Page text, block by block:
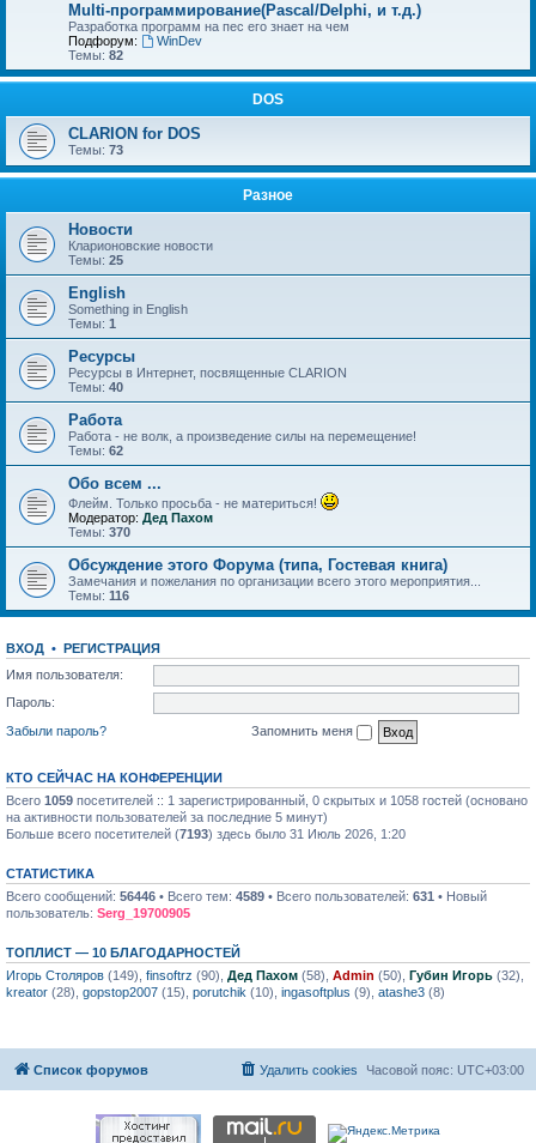
Multi-программирование(Pascal/Delphi, и т.д.)
Разработка программ на пес его знает на чем
Подфорум:
WinDev
Темы: 82
DOS
CLARION for DOS
Темы: 73
Разное
Новости
Кларионовские новости
Темы: 25
English
Something in English
Темы: 1
Ресурсы
Ресурсы в Интернет, посвященные CLARION
Темы: 40
Работа
Работа - не волк, а произведение силы на перемещение!
Темы: 62
Обо всем ...
Флейм. Только просьба - не материться!
Модератор: Дед Пахом
Темы: 370
Обсуждение этого Форума (типа, Гостевая книга)
Замечания и пожелания по организации всего этого мероприятия...
Темы: 116
ВХОД •
РЕГИСТРАЦИЯ
Имя пользователя:
Пароль:
Забыли пароль?
Запомнить меня
КТО СЕЙЧАС НА КОНФЕРЕНЦИИ
Всего 1059 посетителей :: 1 зарегистрированный, 0 скрытых и 1058 гостей (основано
на активности пользователей за последние 5 минут)
Больше всего посетителей (7193) здесь было 31 Июль 2026, 1:20
СТАТИСТИКА
Всего сообщений: 56446 • Всего тем: 4589 • Всего пользователей: 631 • Новый
пользователь: Serg_19700905
ТОПЛИСТ — 10 БЛАГОДАРНОСТЕЙ
Игорь Столяров (149), finsoftrz (90), Дед Пахом (58), Admin (50), Губин Игорь (32),
kreator (28), gopstop2007 (15), porutchik (10), ingasoftplus (9), atashe3 (8)
Список форумов Часовой пояс: UTC+03:00
Удалить cookies